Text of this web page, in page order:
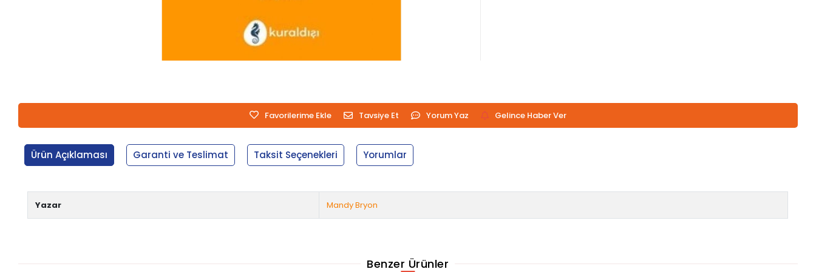
Favorilerime Ekle Tavsiye Et Yorum Yaz Gelince Haber Ver
Ürün Açıklaması Garanti ve Teslimat Taksit Seçenekleri Yorumlar
Yazar Mandy Bryon
Benzer Ürünler